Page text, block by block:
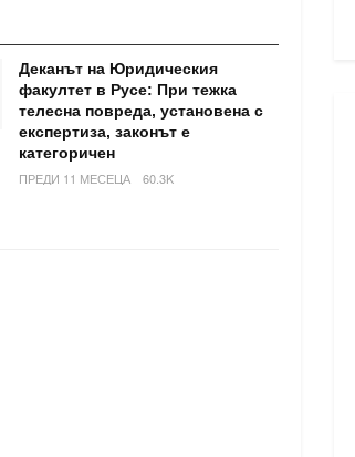
Деканът на Юридическия
факултет в Русе: При тежка
телесна повреда, установена с
експертиза, законът е
категоричен
ПРЕДИ 11 МЕСЕЦА
60.3K